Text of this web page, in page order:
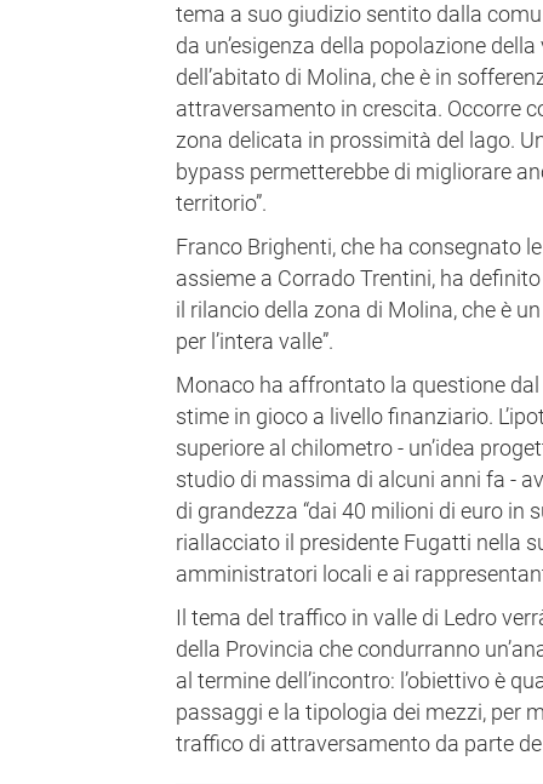
tema a suo giudizio sentito dalla
da un’esigenza della popolazione
dell’abitato di Molina, che è in
attraversamento in crescita. Occorre
zona delicata in prossimità del lago.
bypass permetterebbe di migliorare
territorio”.
Franco Brighenti, che ha consegnato
assieme a Corrado Trentini, ha
il rilancio della zona di Molina, che è
per l’intera valle”.
Monaco ha affrontato la questione
stime in gioco a livello finanziario.
superiore al chilometro - un’idea
studio di massima di alcuni anni fa -
di grandezza “dai 40 milioni di euro in
riallacciato il presidente Fugatti nella
amministratori locali e ai
Il tema del traffico in valle di Ledro
della Provincia che condurranno
al termine dell’incontro: l’obiettivo è
passaggi e la tipologia dei mezzi, per
traffico di attraversamento da parte